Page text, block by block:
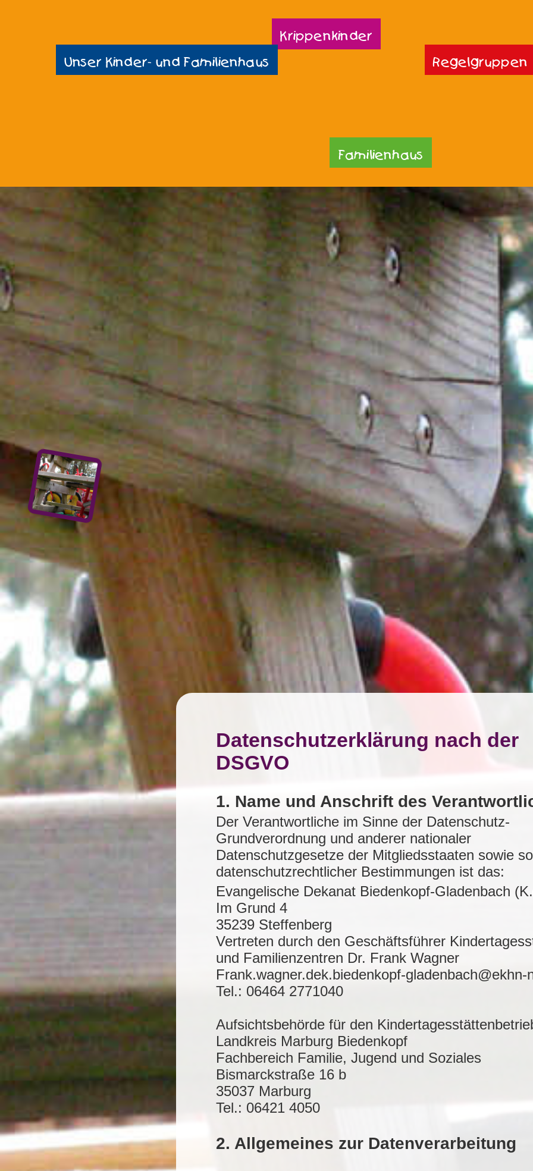
Unser Kinder- und Familienhaus
Krippenkinder
Familienhaus
Regelgruppen
Datenschutzerklärung nach der
DSGVO
1. Name und Anschrift des
Der Verantwortliche im Sinne der Datenschutz-
Grundverordnung und anderer nationaler
Datenschutzgesetze der Mitgliedsstaaten sowie
datenschutzrechtlicher Bestimmungen ist das:
Evangelische Dekanat Biedenkopf-Gladenbach
Im Grund 4
35239 Steffenberg
Vertreten durch den Geschäftsführer
und Familienzentren Dr. Frank Wagner
Frank.wagner.dek.biedenkopf-gladenbach@ekhn-
Tel.: 06464 2771040
Aufsichtsbehörde für den
Landkreis Marburg Biedenkopf
Fachbereich Familie, Jugend und Soziales
Bismarckstraße 16 b
35037 Marburg
Tel.: 06421 4050
2. Allgemeines zur Datenverarbeitung